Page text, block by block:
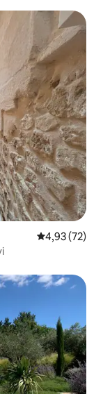
5 üzerinden
4,93 (72)